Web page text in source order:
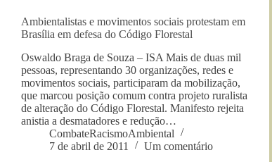
Ambientalistas e movimentos sociais protestam em
Brasília em defesa do Código Florestal
Oswaldo Braga de Souza – ISA Mais de duas mil
pessoas, representando 30 organizações, redes e
movimentos sociais, participaram da mobilização,
que marcou posição comum contra projeto ruralista
de alteração do Código Florestal. Manifesto rejeita
anistia a desmatadores e redução…
CombateRacismoAmbiental
7 de abril de 2011
Um comentário